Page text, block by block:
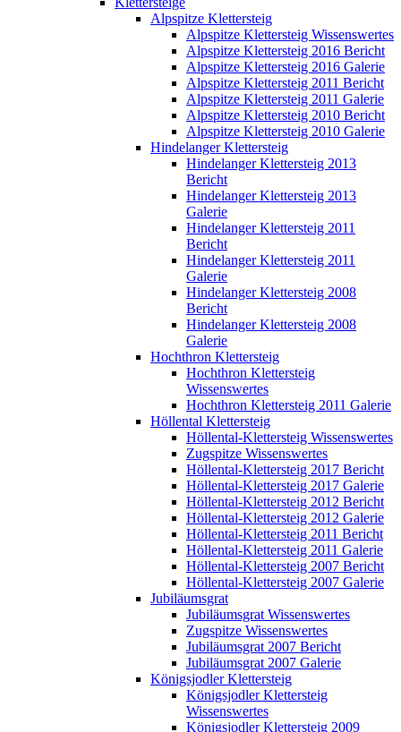
Alpspitze Klettersteig
Alpspitze Klettersteig Wissenswertes
Alpspitze Klettersteig 2016 Bericht
Alpspitze Klettersteig 2016 Galerie
Alpspitze Klettersteig 2011 Bericht
Alpspitze Klettersteig 2011 Galerie
Alpspitze Klettersteig 2010 Bericht
Alpspitze Klettersteig 2010 Galerie
Hindelanger Klettersteig
Hindelanger Klettersteig 2013
Bericht
Hindelanger Klettersteig 2013
Galerie
Hindelanger Klettersteig 2011
Bericht
Hindelanger Klettersteig 2011
Galerie
Hindelanger Klettersteig 2008
Bericht
Hindelanger Klettersteig 2008
Galerie
Hochthron Klettersteig
Hochthron Klettersteig
Wissenswertes
Hochthron Klettersteig 2011 Galerie
Höllental Klettersteig
Höllental-Klettersteig Wissenswertes
Zugspitze Wissenswertes
Höllental-Klettersteig 2017 Bericht
Höllental-Klettersteig 2017 Galerie
Höllental-Klettersteig 2012 Bericht
Höllental-Klettersteig 2012 Galerie
Höllental-Klettersteig 2011 Bericht
Höllental-Klettersteig 2011 Galerie
Höllental-Klettersteig 2007 Bericht
Höllental-Klettersteig 2007 Galerie
Jubiläumsgrat
Jubiläumsgrat Wissenswertes
Zugspitze Wissenswertes
Jubiläumsgrat 2007 Bericht
Jubiläumsgrat 2007 Galerie
Königsjodler Klettersteig
Königsjodler Klettersteig
Wissenswertes
Königsjodler Klettersteig 2009